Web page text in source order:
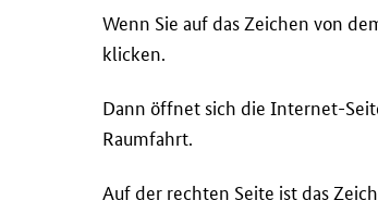
Wenn Sie auf das Zeichen von
klicken.
Dann öffnet sich die Internet-
Raumfahrt.
Auf der rechten Seite ist das